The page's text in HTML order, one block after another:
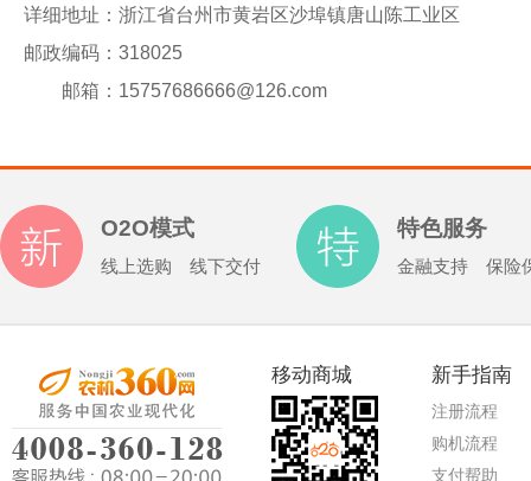
详细地址： 浙江省台州市黄岩区沙埠镇唐山陈工业区
邮政编码： 318025
邮箱： 15757686666@126.com
O2O模式
线上选购 线下交付
特色服务
金融支持 保险
移动商城 新手指南
注册流程
购机流程
支付帮助